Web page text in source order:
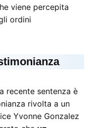
viene percepita
ordini
recente sentenza è
rivolta a un
Yvonne Gonzalez